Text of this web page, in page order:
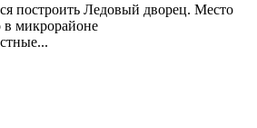
построить Ледовый дворец. Место
в микрорайоне